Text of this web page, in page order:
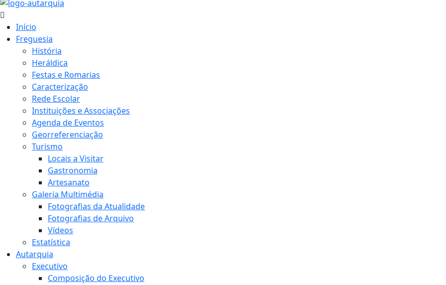
Início
Freguesia
História
Heráldica
Festas e Romarias
Caracterização
Rede Escolar
Instituições e Associações
Agenda de Eventos
Georreferenciação
Turismo
Locais a Visitar
Gastronomia
Artesanato
Galeria Multimédia
Fotografias da Atualidade
Fotografias de Arquivo
Vídeos
Estatística
Autarquia
Executivo
Composição do Executivo